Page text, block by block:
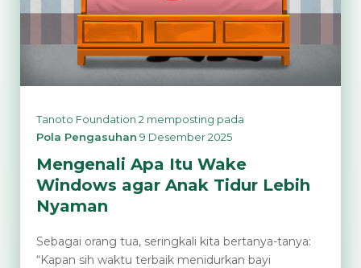
Tanoto Foundation 2 memposting pada
Pola Pengasuhan 9 Desember 2025
Mengenali Apa Itu Wake
Windows agar Anak Tidur Lebih
Nyaman
Sebagai orang tua, seringkali kita bertanya-tanya:
“Kapan sih waktu terbaik menidurkan bayi